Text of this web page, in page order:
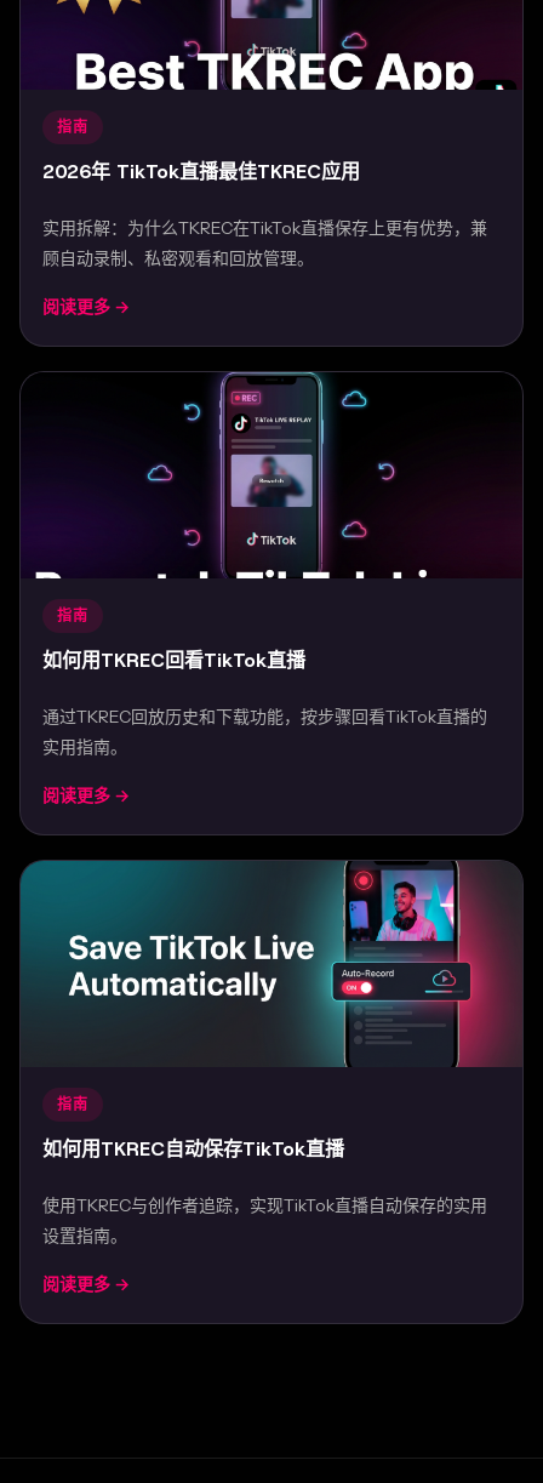
指南
2026年 TikTok直播最佳TKREC应用
实用拆解：为什么TKREC在TikTok直播保存上更有优势，兼
顾自动录制、私密观看和回放管理。
Mar 31, 2026
阅读更多 →
指南
如何用TKREC回看TikTok直播
通过TKREC回放历史和下载功能，按步骤回看TikTok直播的
实用指南。
Mar 30, 2026
阅读更多 →
指南
如何用TKREC自动保存TikTok直播
使用TKREC与创作者追踪，实现TikTok直播自动保存的实用
设置指南。
Mar 29, 2026
阅读更多 →